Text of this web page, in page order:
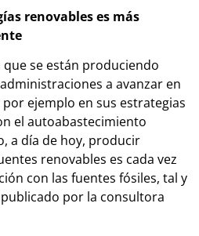
renovables es más
se están produciendo
a avanzar en
ejemplo en sus estrategias
el autoabastecimiento
a día de hoy, producir
renovables es cada vez
con las fuentes fósiles, tal y
publicado por la consultora